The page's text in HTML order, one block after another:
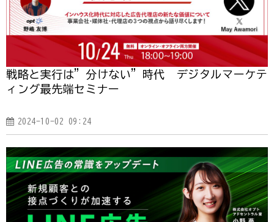
戦略と実行は”分けない”時代 デジタルマーケテ
ィング最先端セミナー
2024-10-02 09:24